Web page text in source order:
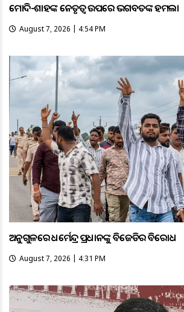
ମୋଦି-ଶାହଙ୍କ ନେତୃତ୍ୱ ଉପରେ ଭଗବତଙ୍କ ହମଲା
August 7, 2026 | 4:54 PM
ଅନୁଗୁଳରେ ଧର୍ମେନ୍ଦ୍ର ପ୍ରଧାନଙ୍କୁ ବିଜେଡିର ବିରୋଧ
August 7, 2026 | 4:31 PM